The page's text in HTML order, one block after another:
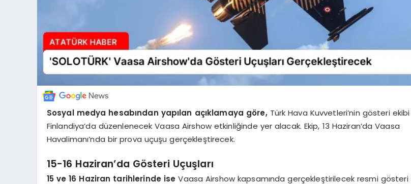
Sosyal medya hesabından yapılan açıklamaya göre,Türk Hava Kuvvetleri’nin gösteri ekibi
Finlandiya’da düzenlenecek Vaasa Airshow etkinliğinde yer alacak. Ekip, 13 Haziran’da Vaasa
Havalimanı’nda bir prova uçuşu gerçekleştirecek.
15-16 Haziran’da Gösteri Uçuşları
15 ve 16 Haziran tarihlerinde ise Vaasa Airshow kapsamında gerçekleştirilecek resmi gösteri